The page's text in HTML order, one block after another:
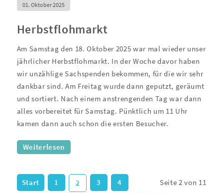
01. Oktober 2025
Herbstflohmarkt
Am Samstag den 18. Oktober 2025 war mal wieder unser
jährlicher Herbstflohmarkt. In der Woche davor haben
wir unzählige Sachspenden bekommen, für die wir sehr
dankbar sind. Am Freitag wurde dann geputzt, geräumt
und sortiert. Nach einem anstrengenden Tag war dann
alles vorbereitet für Samstag. Pünktlich um 11 Uhr
kamen dann auch schon die ersten Besucher.
Weiterlesen
Seite 2 von 11
Start 1 2 3 4